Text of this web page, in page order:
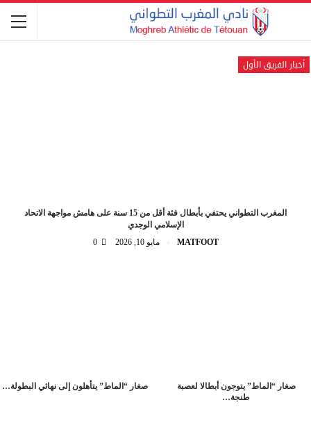
أخبار الفريق الأول
المغرب التطواني يحتفي بأبطال فئة أقل من 15 سنة على هامش مواجهة الاتحاد
الإسلامي الوجدي
MATFOOT
مايو 10, 2026 0
صغار “الماط” يتوجون أبطالا لعصبة
طنجة…
صغار “الماط” يتأهلون إلى نهائي البطولة…